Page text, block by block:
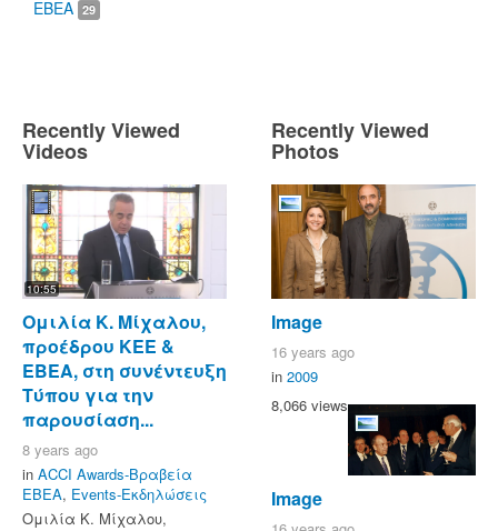
ΕΒΕΑ 29
Recently Viewed
Videos
10:55
Ομιλία Κ. Μίχαλου,
προέδρου ΚΕΕ &
ΕΒΕΑ, στη συνέντευξη
Τύπου για την
παρουσίαση...
8 years ago
in ACCI Awards-Βραβεία
ΕΒΕΑ, Events-Εκδηλώσεις
Ομιλία Κ. Μίχαλου,
Recently Viewed
Photos
Image
16 years ago
in 2009
8,066 views
Image